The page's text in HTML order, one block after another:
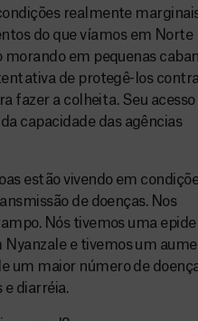
realmente
do que víamos em Norte
morando em pequenas
de protegê-los
fazer a colheita. Seu acesso
capacidade das agências
estão vivendo em
de doenças. Nos
Nós tivemos uma
e tivemos um
um maior número de
e diarréia.